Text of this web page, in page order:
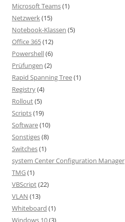
Microsoft Teams(1)
Netzwerk(15)
Notebook-Klassen (5)
Office 365(12)
Powershell(6)
Prüfungen (2)
Rapid Spanning Tree(1)
Registry(4)
Rollout(5)
Scripts(19)
Software(10)
Sonstiges(8)
Switches(1)
system Center Configuration Manager
TMG(1)
VBScript(22)
VLAN (13)
Whiteboard (1)
Windows 10(3)